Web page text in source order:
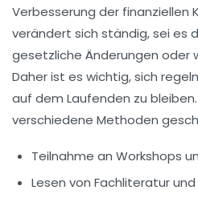
Verbesserung der finanziellen
verändert sich ständig, sei es
gesetzliche Änderungen oder
Daher ist es wichtig, sich
auf dem Laufenden zu
verschiedene Methoden
Teilnahme an Workshops
Lesen von Fachliteratur und